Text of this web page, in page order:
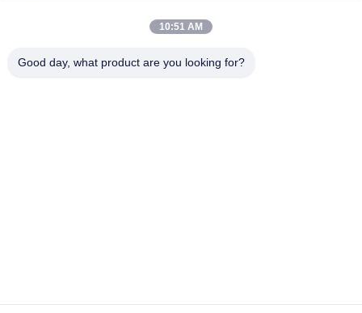
10:51 AM
Good day, what product are you looking for?